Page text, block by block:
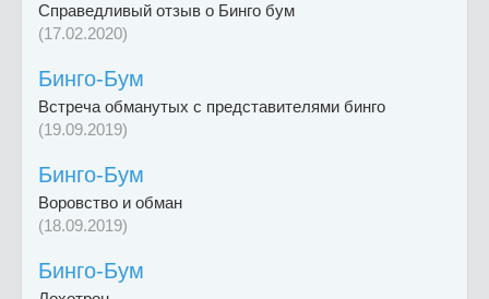
Справедливый отзыв о Бинго бум
(17.02.2020)
Бинго-Бум
Встреча обманутых с представителями бинго
(19.09.2019)
Бинго-Бум
Воровство и обман
(18.09.2019)
Бинго-Бум